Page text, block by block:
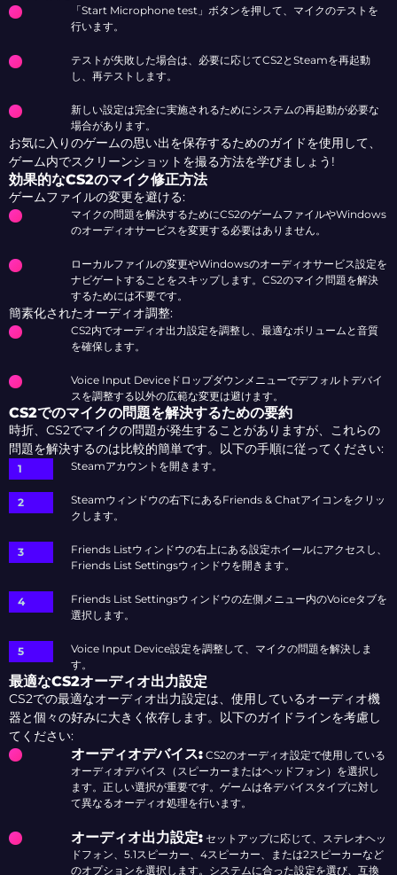
「Start Microphone test」ボタンを押して、マイクのテストを
行います。
テストが失敗した場合は、必要に応じてCS2とSteamを再起動
し、再テストします。
新しい設定は完全に実施されるためにシステムの再起動が必要な
場合があります。
お気に入りのゲームの思い出を保存するためのガイドを使用して、
ゲーム内でスクリーンショットを撮る方法を学びましょう!
効果的なCS2のマイク修正方法
ゲームファイルの変更を避ける:
マイクの問題を解決するためにCS2のゲームファイルやWindows
のオーディオサービスを変更する必要はありません。
ローカルファイルの変更やWindowsのオーディオサービス設定を
ナビゲートすることをスキップします。CS2のマイク問題を解決
するためには不要です。
簡素化されたオーディオ調整:
CS2内でオーディオ出力設定を調整し、最適なボリュームと音質
を確保します。
Voice Input Deviceドロップダウンメニューでデフォルトデバイ
スを調整する以外の広範な変更は避けます。
CS2でのマイクの問題を解決するための要約
時折、CS2でマイクの問題が発生することがありますが、これらの
問題を解決するのは比較的簡単です。以下の手順に従ってください:
Steamアカウントを開きます。
Steamウィンドウの右下にあるFriends & Chatアイコンをクリッ
クします。
Friends Listウィンドウの右上にある設定ホイールにアクセスし、
Friends List Settingsウィンドウを開きます。
Friends List Settingsウィンドウの左側メニュー内のVoiceタブを
選択します。
Voice Input Device設定を調整して、マイクの問題を解決しま
す。
最適なCS2オーディオ出力設定
CS2での最適なオーディオ出力設定は、使用しているオーディオ機
器と個々の好みに大きく依存します。以下のガイドラインを考慮し
てください:
オーディオデバイス: CS2のオーディオ設定で使用している
オーディオデバイス（スピーカーまたはヘッドフォン）を選択し
ます。正しい選択が重要です。ゲームは各デバイスタイプに対し
て異なるオーディオ処理を行います。
オーディオ出力設定: セットアップに応じて、ステレオヘッ
ドフォン、5.1スピーカー、4スピーカー、または2スピーカーなど
のオプションを選択します。システムに合った設定を選び、互換